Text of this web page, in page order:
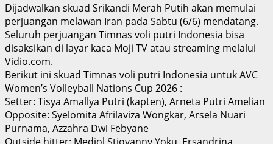
Dijadwalkan skuad Srikandi Merah Putih akan memulai
perjuangan melawan Iran pada Sabtu (6/6) mendatang.
Seluruh perjuangan Timnas voli putri Indonesia bisa
disaksikan di layar kaca Moji TV atau streaming melalui
Vidio.com.
Berikut ini skuad Timnas voli putri Indonesia untuk AVC
Women’s Volleyball Nations Cup 2026 :
Setter: Tisya Amallya Putri (kapten), Arneta Putri Amelian
Opposite: Syelomita Afrilaviza Wongkar, Arsela Nuari
Purnama, Azzahra Dwi Febyane